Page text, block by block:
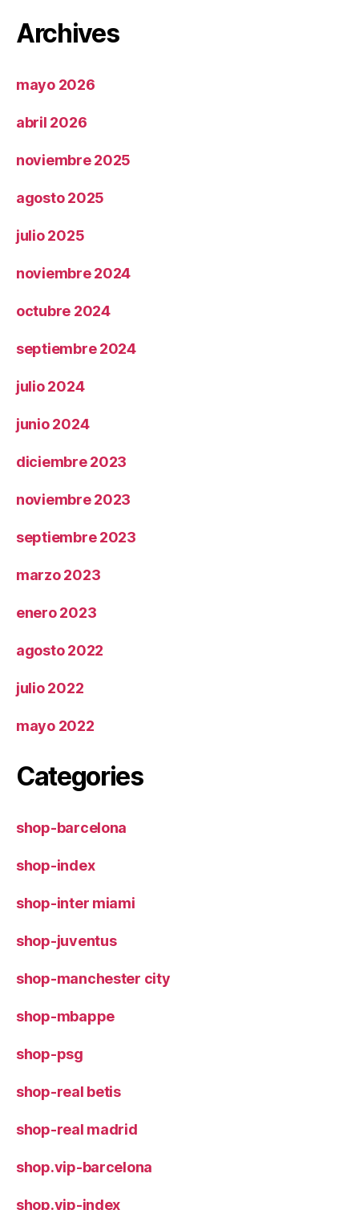
Archives
mayo 2026
abril 2026
noviembre 2025
agosto 2025
julio 2025
noviembre 2024
octubre 2024
septiembre 2024
julio 2024
junio 2024
diciembre 2023
noviembre 2023
septiembre 2023
marzo 2023
enero 2023
agosto 2022
julio 2022
mayo 2022
Categories
shop-barcelona
shop-index
shop-inter miami
shop-juventus
shop-manchester city
shop-mbappe
shop-psg
shop-real betis
shop-real madrid
shop.vip-barcelona
shop.vip-index